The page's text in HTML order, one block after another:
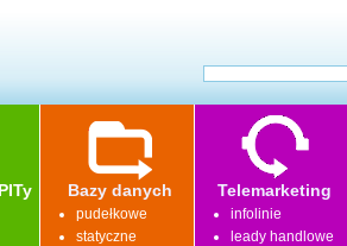
Bazy danych
pudełkowe
statyczne
Telemarketing
infolinie
leady handlowe